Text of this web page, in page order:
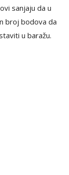
sanjaju da u
broj bodova da
u baražu.